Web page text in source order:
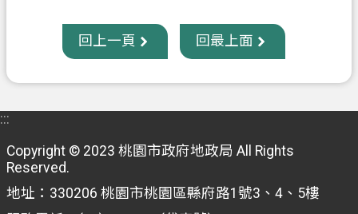
回上一頁 回最上面
:::
Copyright © 2023 桃園市政府地政局 All Rights
Reserved.
地址：330206 桃園市桃園區縣府路1號3、4、5樓